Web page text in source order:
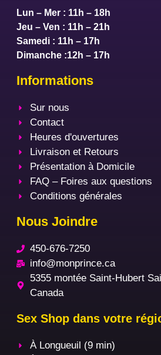
Lun – Mer : 11h – 18h
Jeu – Ven : 11h – 21h
Samedi : 11h – 17h
Dimanche :12h – 17h
Informations
Sur nous
Contact
Heures d'ouvertures
Livraison et Retours
Présentation à Domicile
FAQ – Foires aux questions
Conditions générales
Nous Joindre
450-676-7250
info@monprince.ca
5355 montée Saint-Hubert
Canada
Sex Shop dans votre
À Longueuil (9 min)